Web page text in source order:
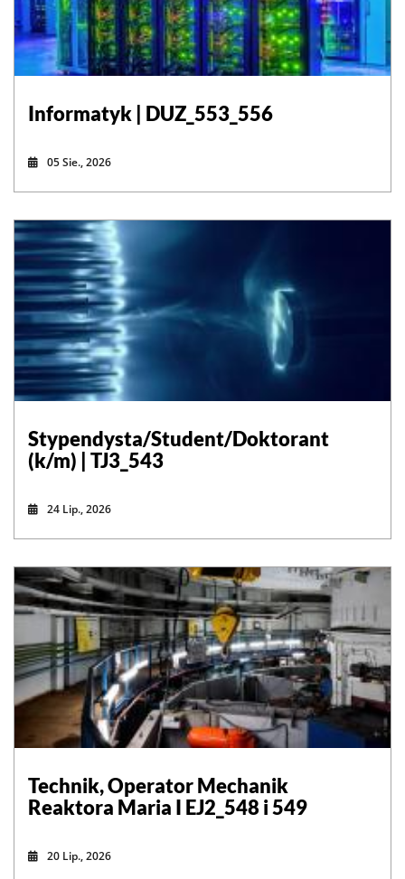
Informatyk | DUZ_553_556
05 Sie., 2026
Stypendysta/Student/Doktorant
(k/m) | TJ3_543
24 Lip., 2026
Technik, Operator Mechanik
Reaktora Maria I EJ2_548 i 549
20 Lip., 2026